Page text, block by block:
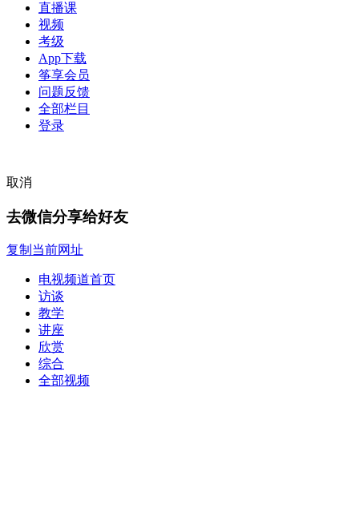
直播课
视频
考级
App下载
筝享会员
问题反馈
全部栏目
登录
取消
去微信分享给好友
复制当前网址
电视频道首页
访谈
教学
讲座
欣赏
综合
全部视频